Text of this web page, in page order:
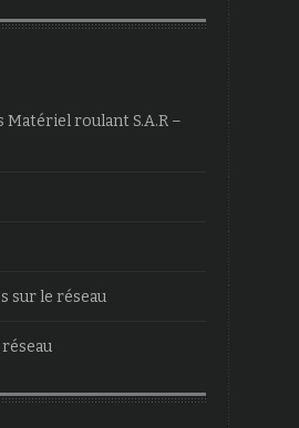
roulant S.A.R –
sur le réseau